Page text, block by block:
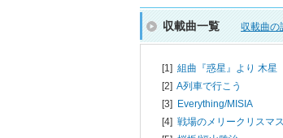
収載曲一覧 収載曲の
[1] 組曲『惑星』より 木星
[2] A列車で行こう
[3]
Everything/MISIA
[4] 戦場のメリークリスマ